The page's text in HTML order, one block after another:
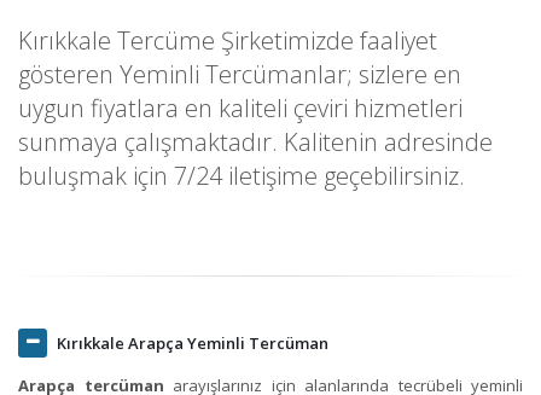
Kırıkkale Tercüme Şirketimizde faaliyet
gösteren Yeminli Tercümanlar; sizlere en
uygun fiyatlara en kaliteli çeviri hizmetleri
sunmaya çalışmaktadır. Kalitenin adresinde
buluşmak için 7/24 iletişime geçebilirsiniz.
Kırıkkale Arapça Yeminli Tercüman
Arapça tercüman arayışlarınız için alanlarında tecrübeli yeminli